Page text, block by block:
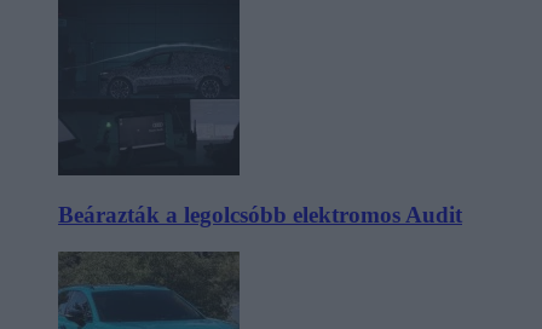
Beárazták a legolcsóbb elektromos Audit